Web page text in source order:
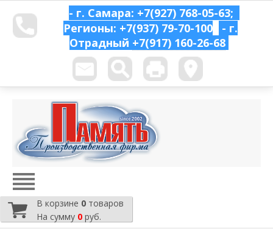
- г. Самара: +7(927) 768-05-63;
Регионы: +7(937) 79-70-100
- г.
Отрадный +7(917) 160-26-68
В корзине 0 товаров
На сумму 0 руб.